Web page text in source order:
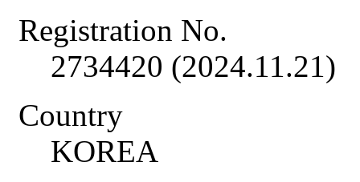
Registration No.
2734420 (2024.11.21)
Country
KOREA